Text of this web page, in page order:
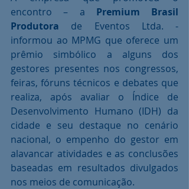
encontro – a Premium Brasil
Produtora de Eventos Ltda. -
informou ao MPMG que oferece um
prêmio simbólico a alguns dos
gestores presentes nos congressos,
feiras, fóruns técnicos e debates que
realiza, após avaliar o Índice de
Desenvolvimento Humano (IDH) da
cidade e seu destaque no cenário
nacional, o empenho do gestor em
alavancar atividades e as conclusões
baseadas em resultados divulgados
nos meios de comunicação.